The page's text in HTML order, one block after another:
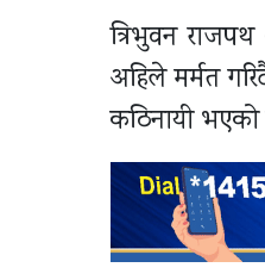
त्रिभुवन
अहिले मर्मत
कठिनायी